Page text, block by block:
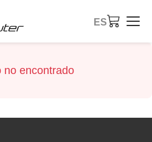
ES
no encontrado